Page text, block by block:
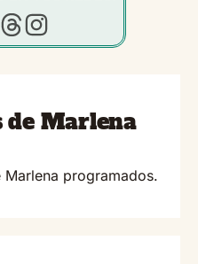
de Marlena
programados.